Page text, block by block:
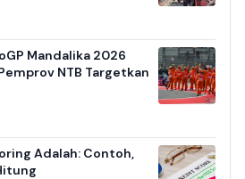
Mandalika 2026
NTB Targetkan
Adalah: Contoh,